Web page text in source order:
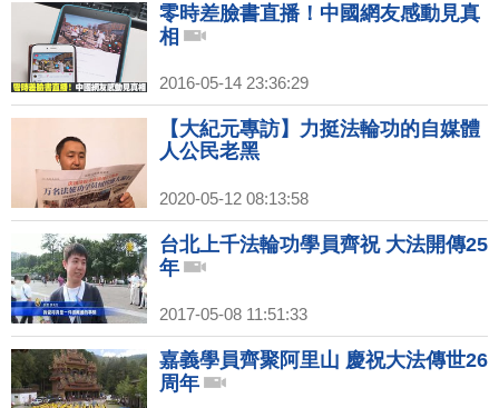
零時差臉書直播！中國網友感動見真
相
2016-05-14 23:36:29
【大紀元專訪】力挺法輪功的自媒體
人公民老黑
2020-05-12 08:13:58
台北上千法輪功學員齊祝 大法開傳25
年
2017-05-08 11:51:33
嘉義學員齊聚阿里山 慶祝大法傳世26
周年